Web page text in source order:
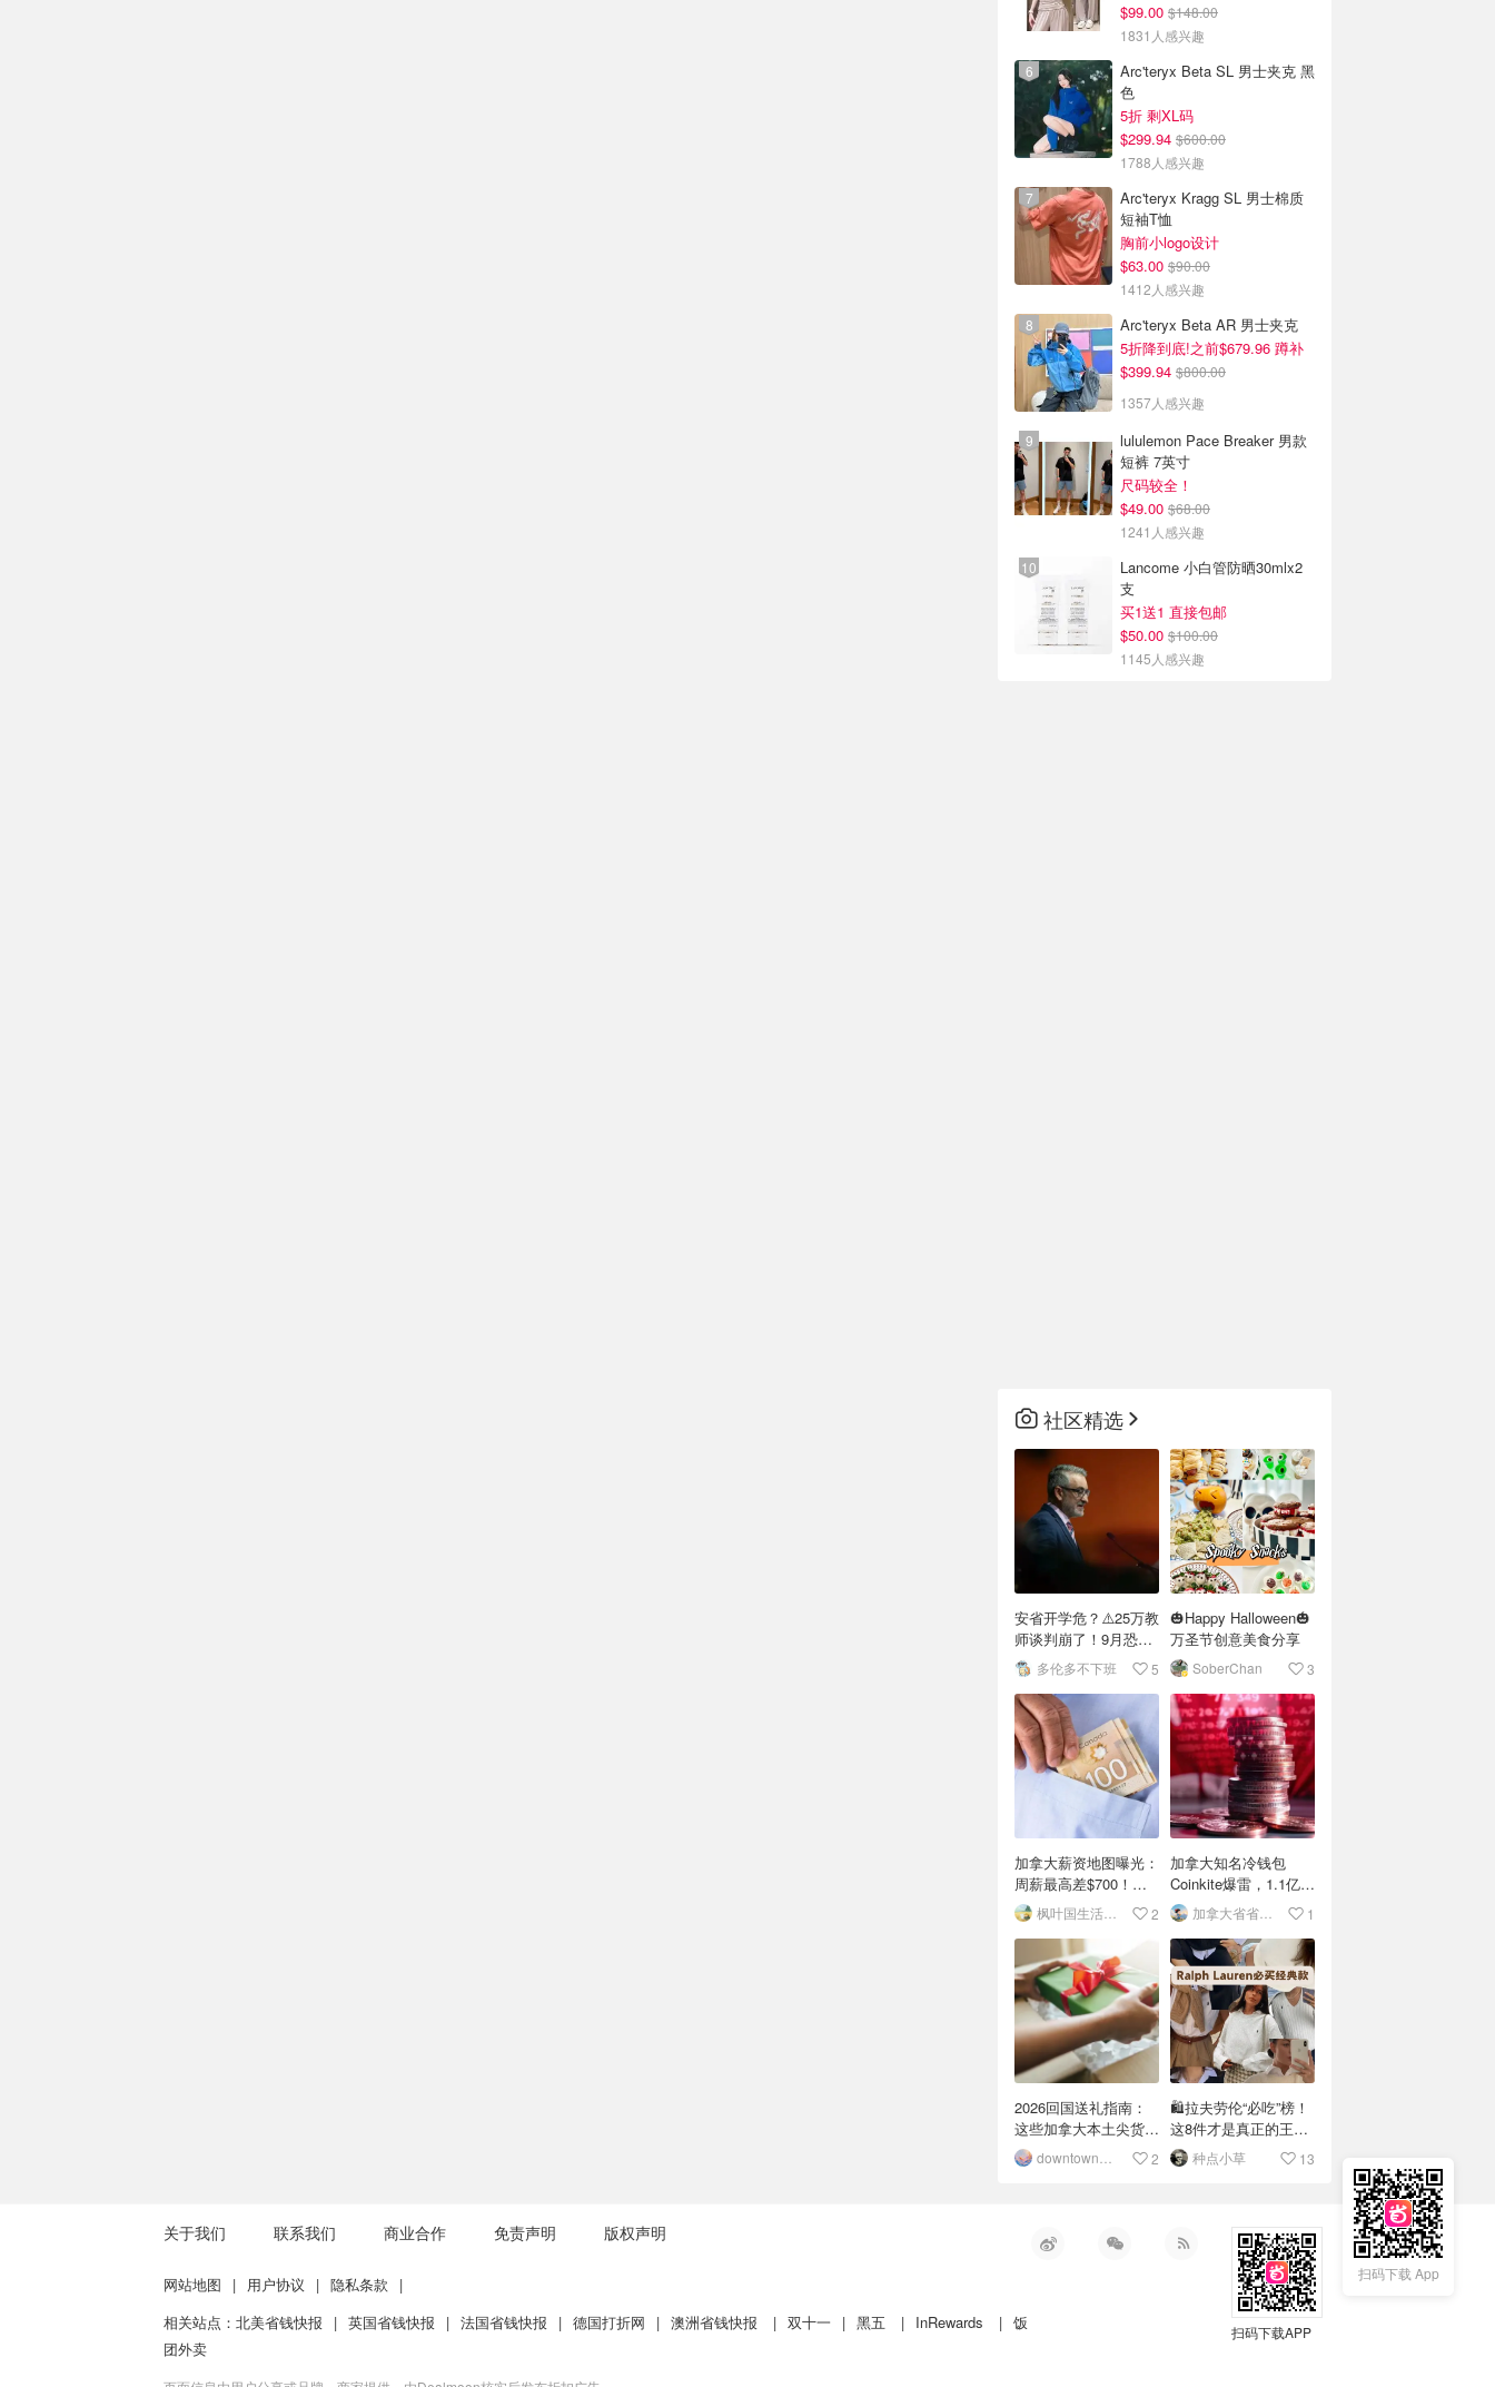
$99.00 $148.00
1831人感兴趣
Arc'teryx Beta SL 男士夹克 黑
色
5折 剩XL码
$299.94 $600.00
1788人感兴趣
Arc'teryx Kragg SL 男士棉质
短袖T恤
胸前小logo设计
$63.00 $90.00
1412人感兴趣
Arc'teryx Beta AR 男士夹克
5折降到底!之前$679.96 蹲补
$399.94 $800.00
1357人感兴趣
lululemon Pace Breaker 男款
短裤 7英寸
尺码较全！
$49.00 $68.00
1241人感兴趣
Lancome 小白管防晒30mlx2
支
买1送1 直接包邮
$50.00 $100.00
1145人感兴趣
社区精选
安省开学危？⚠️25万教
师谈判崩了！9月恐罢
工？多伦多不下班 5
🎃Happy Halloween🎃
万圣节创意美食分享
SoberChan 3
加拿大薪资地图曝光：
周薪最高差$700！你
达标了吗？💰
2
加拿大知名冷钱包
Coinkite爆雷，1.1亿美
元比特币蒸发！
1
2026回国送礼指南：
这些加拿大本土尖货才
算送到心坎里
2
🛍️拉夫劳伦“必吃”榜！
这8件才是真正的王牌
🏇 种点小草 13
扫码下载 App
扫码下载APP
关于我们 联系我们 商业合作 免责声明 版权声明
网站地图 | 用户协议 | 隐私条款
|
相关站点： 北美省钱快报 | 英国省钱快报 | 法国省钱快报 | 德国打折网 | 澳洲省钱快报 | 双十一 | 黑五 | InRewards | 饭
团外卖